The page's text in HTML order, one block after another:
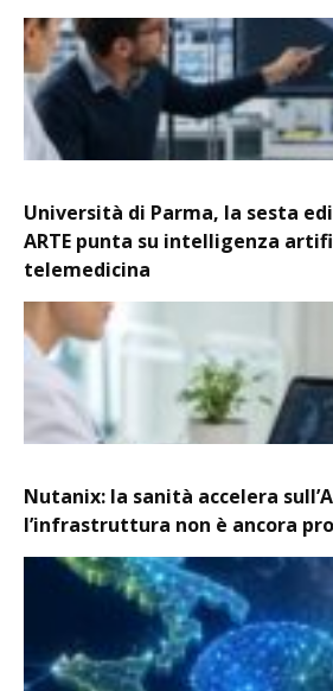
Università di Parma, la sesta
ARTE punta su intelligenza
telemedicina
Nutanix: la sanità accelera
l’infrastruttura non è ancora